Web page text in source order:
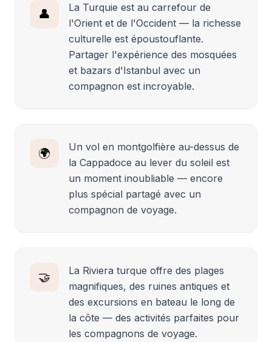
👤
La Turquie est au carrefour de
l'Orient et de l'Occident — la richesse
culturelle est époustouflante.
Partager l'expérience des mosquées
et bazars d'Istanbul avec un
compagnon est incroyable.
🌍
Un vol en montgolfière au-dessus de
la Cappadoce au lever du soleil est
un moment inoubliable — encore
plus spécial partagé avec un
compagnon de voyage.
🤝
La Riviera turque offre des plages
magnifiques, des ruines antiques et
des excursions en bateau le long de
la côte — des activités parfaites pour
les compagnons de voyage.